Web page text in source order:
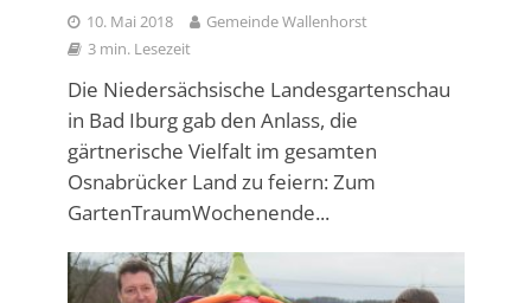
10. Mai 2018
Gemeinde Wallenhorst
3 min. Lesezeit
Die Niedersächsische Landesgartenschau
in Bad Iburg gab den Anlass, die
gärtnerische Vielfalt im gesamten
Osnabrücker Land zu feiern: Zum
GartenTraumWochenende...